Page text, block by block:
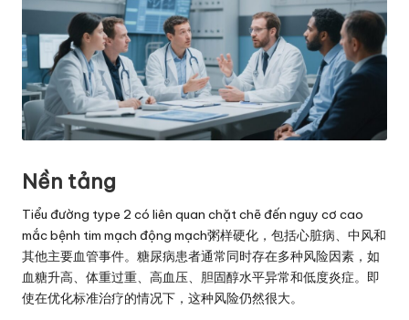
Nền tảng
Tiểu đường type 2 có liên quan chặt chẽ đến nguy cơ cao
mắc bệnh tim mạch động mạch粥样硬化，包括心脏病、中风和
其他主要血管事件。糖尿病患者通常同时存在多种风险因素，如
血糖升高、体重过重、高血压、胆固醇水平异常和低度炎症。即
使在优化标准治疗的情况下，这种风险仍然很大。